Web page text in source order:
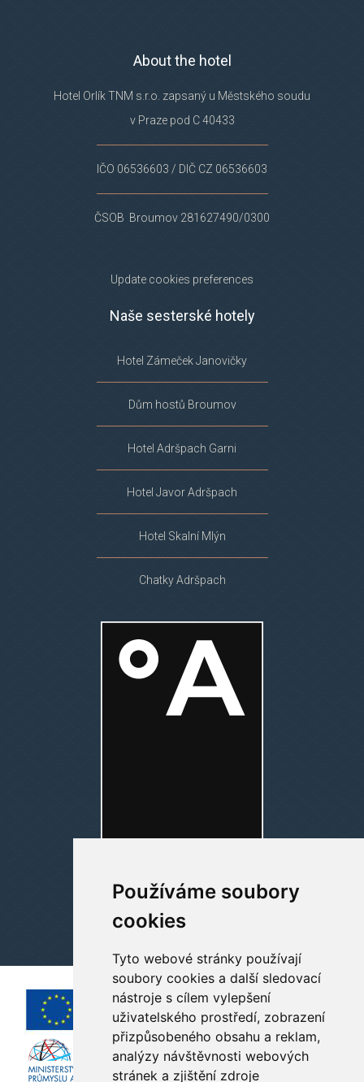
Používáme soubory
cookies
Tyto webové stránky používají
soubory cookies a další sledovací
nástroje s cílem vylepšení
uživatelského prostředí, zobrazení
přizpůsobeného obsahu a reklam,
analýzy návštěvnosti webových
stránek a zjištění zdroje
About the hotel
Hotel Orlík TNM s.r.o. zapsaný u Městského soudu
v Praze pod C 40433
IČO 06536603 / DIČ CZ 06536603
ČSOB Broumov 281627490/0300
Update cookies preferences
Naše sesterské hotely
Hotel Zámeček Janovičky
Dům hostů Broumov
Hotel Adršpach Garni
Hotel Javor Adršpach
Hotel Skalní Mlýn
Chatky Adršpach